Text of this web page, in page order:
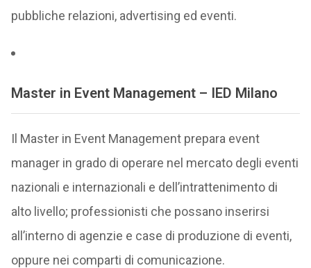
pubbliche relazioni, advertising ed eventi.
Master in Event Management – IED Milano
Il Master in Event Management prepara event
manager in grado di operare nel mercato degli eventi
nazionali e internazionali e dell’intrattenimento di
alto livello; professionisti che possano inserirsi
all’interno di agenzie e case di produzione di eventi,
oppure nei comparti di comunicazione.